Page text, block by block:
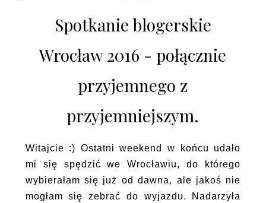
Spotkanie blogerskie
Wrocław 2016 - połącznie
przyjemnego z
przyjemniejszym.
Witajcie :) Ostatni weekend w końcu udało
mi się spędzić we Wrocławiu, do którego
wybierałam się już od dawna, ale jakoś nie
mogłam się zebrać do wyjazdu. Nadarzyła